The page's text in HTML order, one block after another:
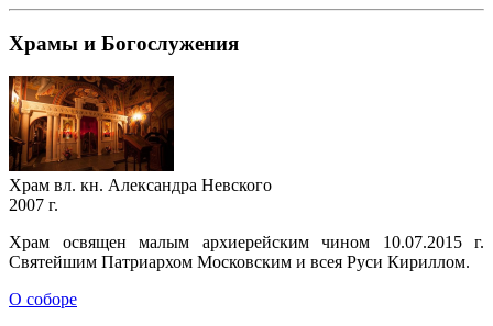
Храмы и Богослужения
Храм вл. кн. Александра Невского
2007 г.
Храм освящен малым архиерейским чином 10.07.2015 г.
Святейшим Патриархом Московским и всея Руси Кириллом.
О соборе